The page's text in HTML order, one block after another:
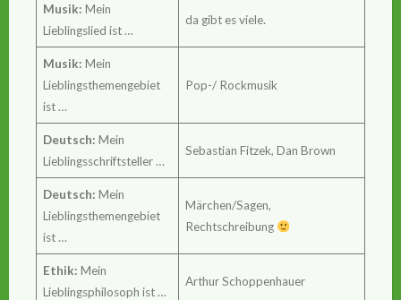
Musik: Mein
Lieblingslied ist …
da gibt es viele.
Musik: Mein
Lieblingsthemengebiet
ist …
Pop-/ Rockmusik
Deutsch: Mein
Lieblingsschriftsteller …
Sebastian Fitzek, Dan Brown
Deutsch: Mein
Lieblingsthemengebiet
ist …
Märchen/Sagen,
Rechtschreibung
Ethik: Mein
Lieblingsphilosoph ist …
Arthur Schoppenhauer